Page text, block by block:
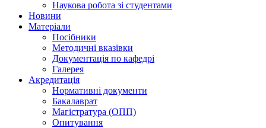
Наукова робота зі студентами
Новини
Матеріали
Посібники
Методичні вказівки
Документація по кафедрі
Галерея
Акредитація
Нормативні документи
Бакалаврат
Магістратура (ОПП)
Опитування